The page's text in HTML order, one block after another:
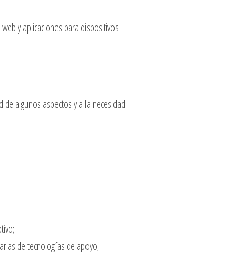
y aplicaciones para dispositivos
algunos aspectos y a la necesidad
de tecnologías de apoyo;